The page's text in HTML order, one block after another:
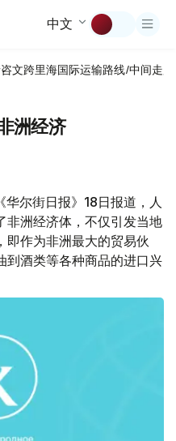
中文
文跨里海国际运输路线/中间走廊
洲经济
尔街日报》18日报道，人
非洲经济体，不仅引发当地
即作为非洲最大的贸易伙
到酒类等各种商品的进口兴